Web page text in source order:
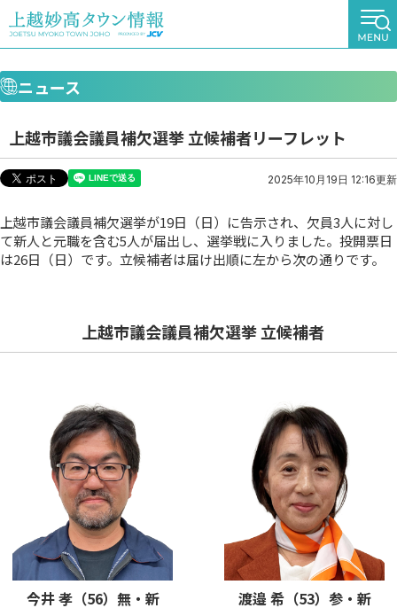
ニュース
上越市議会議員補欠選挙 立候補者リーフレット
2025年10月19日 12:16更新
上越市議会議員補欠選挙が19日（日）に告示され、欠員3人に対し
て新人と元職を含む5人が届出し、選挙戦に入りました。投開票日
は26日（日）です。立候補者は届け出順に左から次の通りです。
上越市議会議員補欠選挙 立候補者
今井 孝（56）無・新 渡邉 希（53）参・新